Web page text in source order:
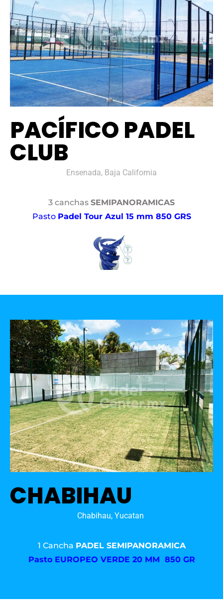
PACÍFICO PADEL
CLUB
Ensenada, Baja California
3 canchas SEMIPANORAMICAS
Pasto Padel Tour Azul 15 mm 850 GRS
CHABIHAU
Chabihau, Yucatan
1 Cancha PADEL SEMIPANORAMICA
Pasto EUROPEO VERDE 20 MM 850 GR